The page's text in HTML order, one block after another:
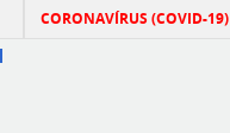
CORONAVÍRUS (COVID-19)